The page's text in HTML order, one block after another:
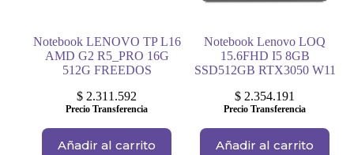
Notebook LENOVO TP L16
AMD G2 R5_PRO 16G
512G FREEDOS
$ 2.311.592
Precio Transferencia
Añadir al carrito
Notebook Lenovo LOQ
15.6FHD I5 8GB
SSD512GB RTX3050 W11
$ 2.354.191
Precio Transferencia
Añadir al carrito